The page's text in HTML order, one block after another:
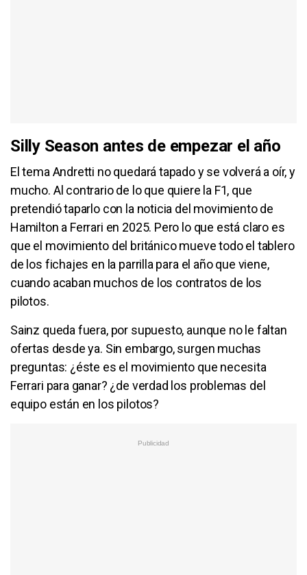
Silly Season antes de empezar el año
El tema Andretti no quedará tapado y se volverá a oír, y
mucho. Al contrario de lo que quiere la F1, que
pretendió taparlo con la noticia del movimiento de
Hamilton a Ferrari en 2025. Pero lo que está claro es
que el movimiento del británico mueve todo el tablero
de los fichajes en la parrilla para el año que viene,
cuando acaban muchos de los contratos de los
pilotos.
Sainz queda fuera, por supuesto, aunque no le faltan
ofertas desde ya. Sin embargo, surgen muchas
preguntas: ¿éste es el movimiento que necesita
Ferrari para ganar? ¿de verdad los problemas del
equipo están en los pilotos?